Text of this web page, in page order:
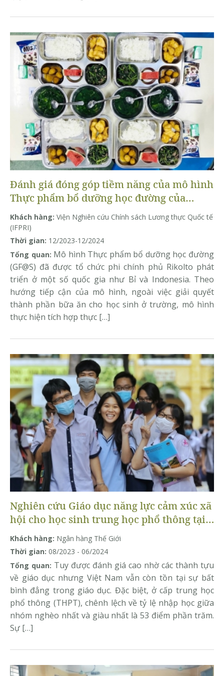
Đánh giá đóng góp tiềm năng của mô hình
Thực phẩm bổ dưỡng học đường của
Rikolto (GF@S) trong việc cải thiện bữa ăn
học đường và chế độ dinh dưỡng của
thanh thiếu niên ở Việt Nam
Khách hàng: Viện Nghiên cứu Chính sách Lương thực Quốc tế
(IFPRI)
Thời gian: 12/2023-12/2024
Tổng quan: Mô hình Thực phẩm bổ dưỡng học đường
(GF@S) đã được tổ chức phi chính phủ Rikolto phát
triển ở một số quốc gia như Bỉ và Indonesia. Theo
hướng tiếp cận của mô hình, ngoài việc giải quyết
thành phần bữa ăn cho học sinh ở trường, mô hình
thực hiện tích hợp thực […]
Nghiên cứu Giáo dục năng lực cảm xúc xã
hội cho học sinh trung học phổ thông tại
Việt Nam
Khách hàng: Ngân hàng Thế Giới
Thời gian: 08/2023 - 06/2024
Tổng quan: Tuy được đánh giá cao nhờ các thành tựu
về giáo dục nhưng Việt Nam vẫn còn tồn tại sự bất
bình đẳng trong giáo dục. Đặc biệt, ở cấp trung học
phổ thông (THPT), chênh lệch về tỷ lệ nhập học giữa
nhóm nghèo nhất và giàu nhất là 53 điểm phần trăm.
Sự […]